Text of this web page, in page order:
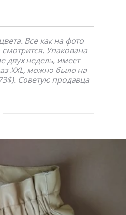
Все как на фото
Упакована
двух недель, имеет
XXL, можно было на
Советую продавца